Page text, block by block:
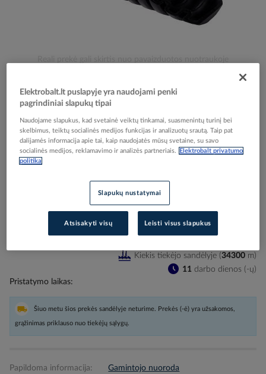
beginning
the
images
gallery
Reali prekė gali skirtis nuo pavaizduotos nuotraukoje
Vamzdis gofruotas D25/18.3 320N/5cm juodas UV
atsparus su viela UV LPE - 1 [100m] - KOPOS KOLIN
Elektrobalt prekės kodas
EAN kodas
8595057699366
Gamintojo prekės kodas
Įtraukti į palyginimą
Pristatymo laikas
11 darbo dienos (-ų)
Kiekis tiekėjo sandėlyje (34300 m)
Šiuo metu šios prekės sandėlyje neturime. Prekės (-ė) yra užsakomos,
grąžinimas priklauso nuo tiekėjų sąlygų.
Papildoma informacija: Gamintojo nuoroda
Elektrobalt.lt puslapyje yra naudojami penki
pagrindiniai slapukų tipai
Naudojame slapukus, kad svetainė veiktų tinkamai, suasmenintų turinį bei
skelbimus, teiktų socialinės medijos funkcijas ir analizuotų srautą. Taip pat
dalijamės informacija apie tai, kaip naudojatės mūsų svetaine, su savo
socialinės medijos, reklamavimo ir analizės partneriais.
Elektrobalt privatumo
politika
Slapukų nustatymai
Atsisakyti visų Leisti visus slapukus